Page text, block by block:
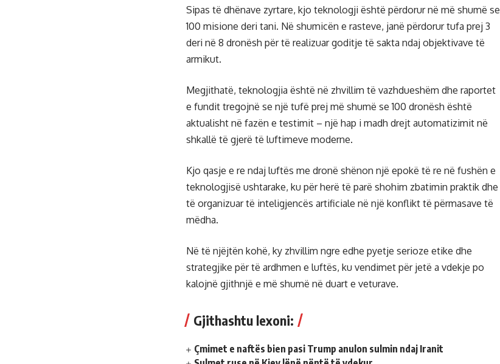
Sipas të dhënave zyrtare, kjo teknologji është përdorur në më shumë se
100 misione deri tani. Në shumicën e rasteve, janë përdorur tufa prej 3
deri në 8 dronësh për të realizuar goditje të sakta ndaj objektivave të
armikut.
Megjithatë, teknologjia është në zhvillim të vazhdueshëm dhe raportet
e fundit tregojnë se një tufë prej më shumë se 100 dronësh është
aktualisht në fazën e testimit – një hap i madh drejt automatizimit në
shkallë të gjerë të luftimeve moderne.
Kjo qasje e re ndaj luftës me dronë shënon një epokë të re në fushën e
teknologjisë ushtarake, ku për herë të parë shohim zbatimin praktik dhe
të organizuar të inteligjencës artificiale në një konflikt të përmasave të
mëdha.
Në të njëjtën kohë, ky zhvillim ngre edhe pyetje serioze etike dhe
strategjike për të ardhmen e luftës, ku vendimet për jetë a vdekje po
kalojnë gjithnjë e më shumë në duart e veturave.
Gjithashtu lexoni:
Çmimet e naftës bien pasi Trump anulon sulmin ndaj Iranit